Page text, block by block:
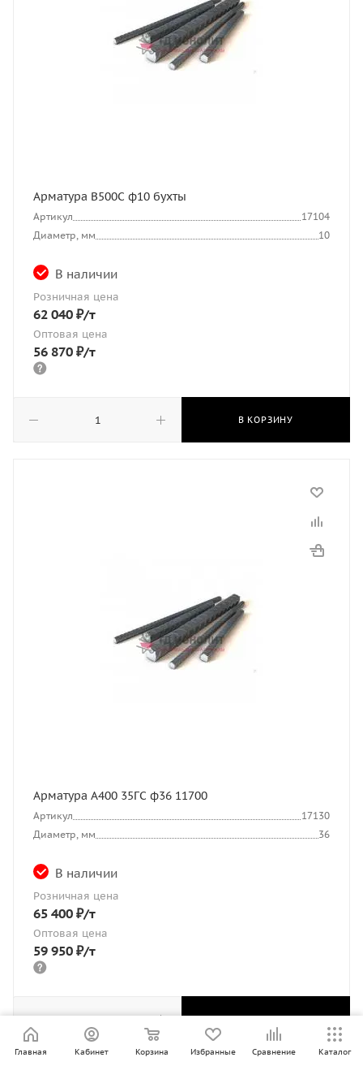
Арматура В500С ф10 бухты
Артикул
17104
Диаметр, мм
10
В наличии
Розничная цена
62 040 ₽/т
Оптовая цена
56 870 ₽/т
В КОРЗИНУ
Арматура А400 35ГС ф36 11700
Артикул
17130
Диаметр, мм
36
В наличии
Розничная цена
65 400 ₽/т
Оптовая цена
59 950 ₽/т
В КОРЗИНУ
Главная Кабинет Корзина Избранные Сравнение Каталог